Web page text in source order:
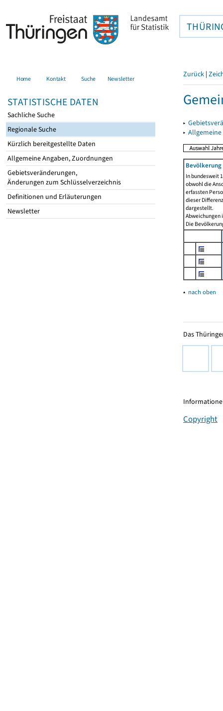
Home Kontakt Suche Newsletter
STATISTISCHE DATEN
Sachliche Suche
Regionale Suche
Kürzlich bereitgestellte Daten
Allgemeine Angaben, Zuordnungen
Gebietsveränderungen,
Änderungen zum Schlüsselverzeichnis
Definitionen und Erläuterungen
Newsletter
Zurück |
▸
▸
Bevölkerung
In bundesweit
obwohl die
erfassten
dieser
dargestellt.
Abweichungen
Die
▴ nach oben
Das
Copyright